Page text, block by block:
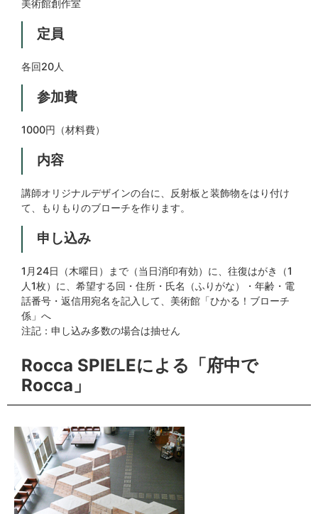
美術館創作室
定員
各回20人
参加費
1000円（材料費）
内容
講師オリジナルデザインの台に、反射板と装飾物をはり付け
て、もりもりのブローチを作ります。
申し込み
1月24日（木曜日）まで（当日消印有効）に、往復はがき（1
人1枚）に、希望する回・住所・氏名（ふりがな）・年齢・電
話番号・返信用宛名を記入して、美術館「ひかる！ブローチ
係」へ
注記：申し込み多数の場合は抽せん
Rocca SPIELEによる「府中で
Rocca」